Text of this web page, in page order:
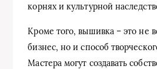
корнях и культурной
Кроме того, вышивка – это не
бизнес, но и способ
Мастера могут создавать